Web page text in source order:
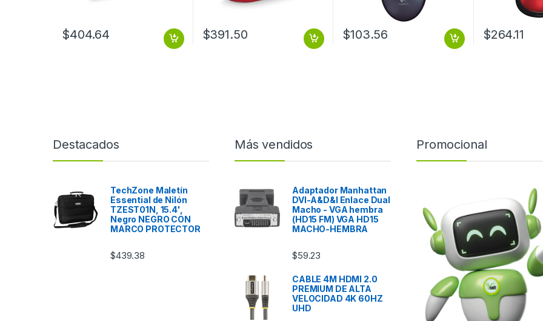
$404.64 $391.50 $103.56 $264.11
Destacados
TechZone Maletín
Essential de Nilón
TZEST01N, 15.4',
Negro NEGRO CON
MARCO PROTECTOR
$439.38
Más vendidos
Adaptador Manhattan
DVI-A&D&I Enlace Dual
Macho - VGA hembra
(HD15 FM) VGA HD15
MACHO-HEMBRA
$59.23
CABLE 4M HDMI 2.0
PREMIUM DE ALTA
VELOCIDAD 4K 60HZ
UHD
Promocional